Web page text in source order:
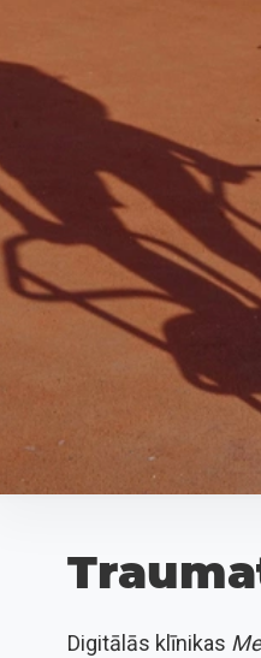
Digitālās klīnikas